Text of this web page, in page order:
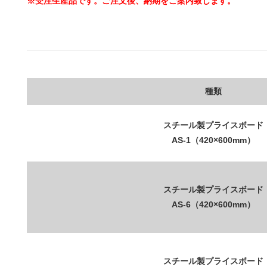
種類
スチール製プライスボード
AS-1（420×600mm）
スチール製プライスボード
AS-6（420×600mm）
スチール製プライスボード